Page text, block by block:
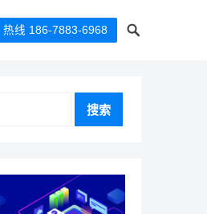
热线 186-7883-6968
搜索